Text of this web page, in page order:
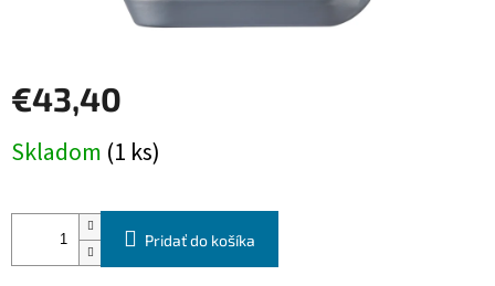
€43,40
cena:
Skladom (1 ks)
Pridať do košíka